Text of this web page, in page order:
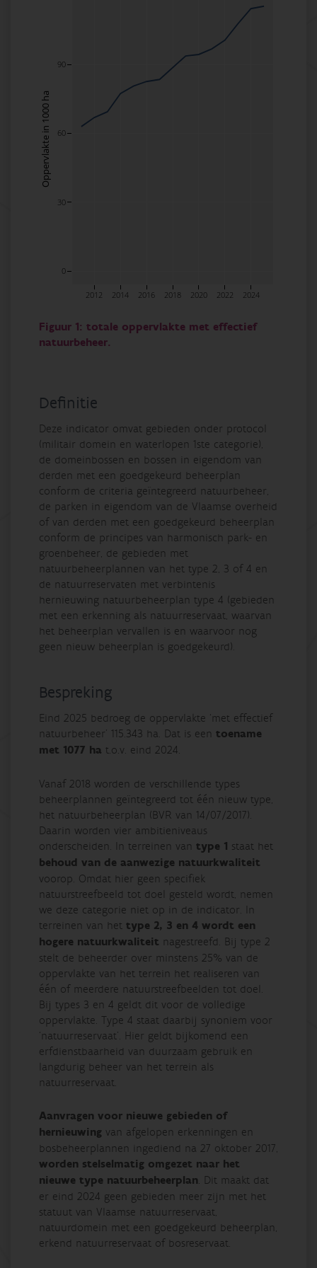
2012 2014 2016 2018 2020 2022 2024
0
30
60
90
Oppervlakte in 1000 ha
Figuur 1: totale oppervlakte met effectief
natuurbeheer.
Definitie
Deze indicator omvat gebieden onder protocol
(militair domein en waterlopen 1ste categorie),
de domeinbossen en bossen in eigendom van
derden met een goedgekeurd beheerplan
conform de criteria geïntegreerd natuurbeheer,
de parken in eigendom van de Vlaamse overheid
of van derden met een goedgekeurd beheerplan
conform de principes van harmonisch park- en
groenbeheer, de gebieden met
natuurbeheerplannen van het type 2, 3 of 4 en
de natuurreservaten met verbintenis
hernieuwing natuurbeheerplan type 4 (gebieden
met een erkenning als natuurreservaat, waarvan
het beheerplan vervallen is en waarvoor nog
geen nieuw beheerplan is goedgekeurd).
Bespreking
Eind 2025 bedroeg de oppervlakte ‘met effectief
natuurbeheer’ 115.343 ha. Dat is een toename
met 1077 ha t.o.v. eind 2024.
Vanaf 2018 worden de verschillende types
beheerplannen geïntegreerd tot één nieuw type,
het natuurbeheerplan (BVR van 14/07/2017).
Daarin worden vier ambitieniveaus
onderscheiden. In terreinen van type 1 staat het
behoud van de aanwezige natuurkwaliteit
voorop. Omdat hier geen specifiek
natuurstreefbeeld tot doel gesteld wordt, nemen
we deze categorie niet op in de indicator. In
terreinen van het type 2, 3 en 4 wordt een
hogere natuurkwaliteit nagestreefd. Bij type 2
stelt de beheerder over minstens 25% van de
oppervlakte van het terrein het realiseren van
één of meerdere natuurstreefbeelden tot doel.
Bij types 3 en 4 geldt dit voor de volledige
oppervlakte. Type 4 staat daarbij synoniem voor
‘natuurreservaat’. Hier geldt bijkomend een
erfdienstbaarheid van duurzaam gebruik en
langdurig beheer van het terrein als
natuurreservaat.
Aanvragen voor nieuwe gebieden of
hernieuwing van afgelopen erkenningen en
bosbeheerplannen ingediend na 27 oktober 2017,
worden stelselmatig omgezet naar het
nieuwe type natuurbeheerplan. Dit maakt dat
er eind 2024 geen gebieden meer zijn met het
statuut van Vlaamse natuurreservaat,
natuurdomein met een goedgekeurd beheerplan,
erkend natuurreservaat of bosreservaat.